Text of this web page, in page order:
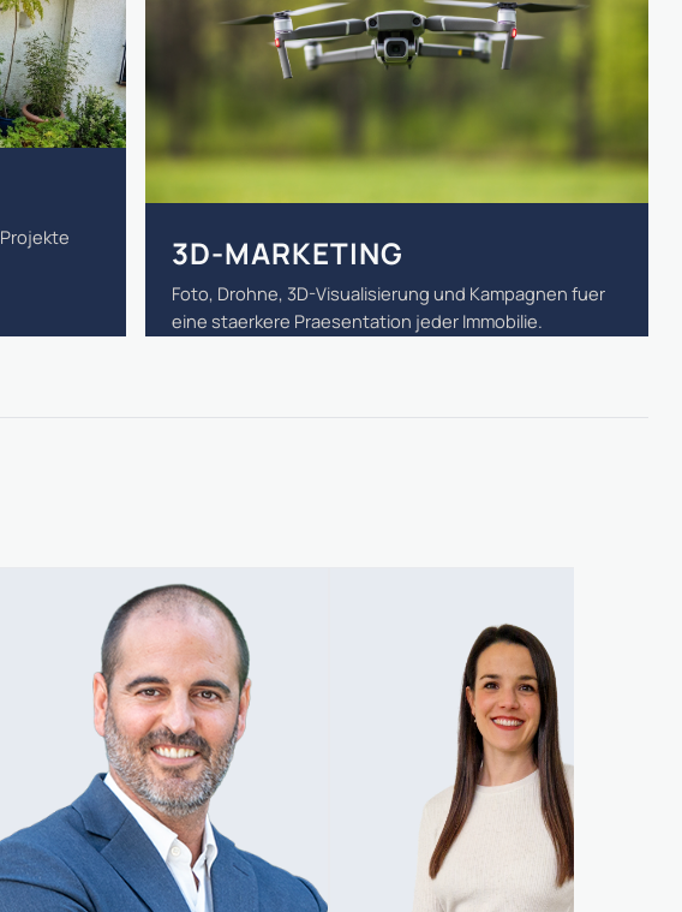
3D-MARKETING
Foto, Drohne, 3D-Visualisierung und Kampagnen fuer
eine staerkere Praesentation jeder Immobilie.